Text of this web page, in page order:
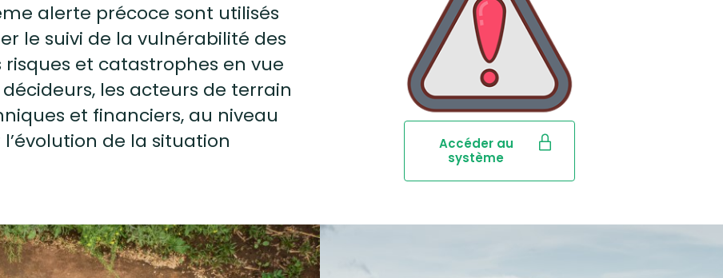
alerte précoce sont utilisés
le suivi de la vulnérabilité des
et catastrophes en vue
les acteurs de terrain
et financiers, au niveau
de la situation
Accéder au
système